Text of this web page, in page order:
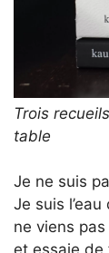
Trois
table
Je ne suis
Je suis
ne viens